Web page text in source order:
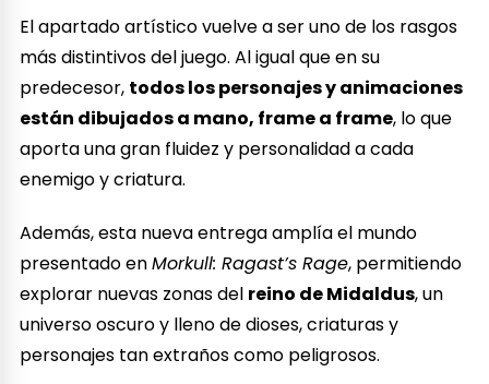
El apartado artístico vuelve a ser uno de los rasgos
más distintivos del juego. Al igual que en su
predecesor, todos los personajes y animaciones
están dibujados a mano, frame a frame, lo que
aporta una gran fluidez y personalidad a cada
enemigo y criatura.
Además, esta nueva entrega amplía el mundo
presentado enMorkull: Ragast’s Rage, permitiendo
explorar nuevas zonas del reino de Midaldus, un
universo oscuro y lleno de dioses, criaturas y
personajes tan extraños como peligrosos.